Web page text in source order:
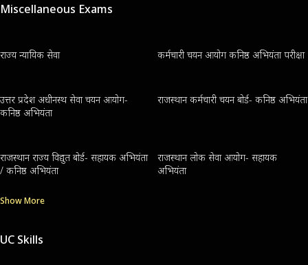
Miscellaneous Exams
राज्य न्यायिक सेवा कर्मचारी चयन आयोग कनिष्ठ अभियंता परीक्षा
उत्तर प्रदेश अधीनस्थ सेवा चयन आयोग-
कनिष्ठ अभियंता
राजस्थान कर्मचारी चयन बोर्ड- कनिष्ठ अभियंता
राजस्थान राज्य विद्युत बोर्ड- सहायक अभियंता
/ कनिष्ठ अभियंता
राजस्थान लोक सेवा आयोग- सहायक
अभियंता
Show More
UC Skills